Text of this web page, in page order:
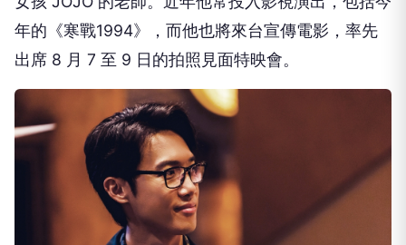
年的《寒戰1994》，而他也將來台宣傳電影，率先
出席 8 月 7 至 9 日的拍照見面特映會。